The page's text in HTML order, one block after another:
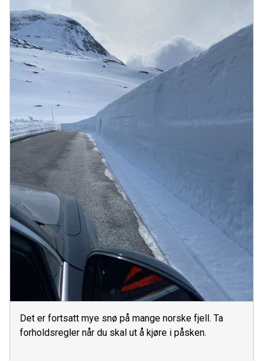
Det er fortsatt mye snø på mange norske fjell. Ta
forholdsregler når du skal ut å kjøre i påsken.